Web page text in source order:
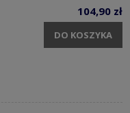
104,90 zł
DO KOSZYKA